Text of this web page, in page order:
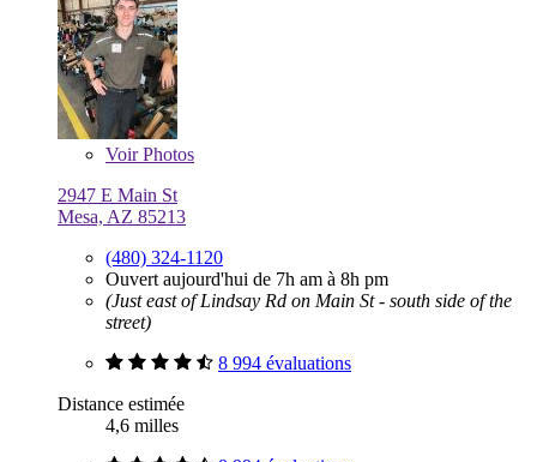
VoirPhotos
2947 E Main St
Mesa, AZ 85213
(480) 324-1120
Ouvert aujourd'hui de 7h am à 8h pm
(Just east of Lindsay Rd on Main St - south side of the
street)
8 994 évaluations
Distance estimée
4,6 milles